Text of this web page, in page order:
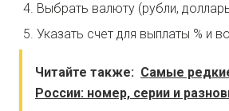
Выбрать валюту (рубли,
Указать счет для выплаты % и
Читайте также: Самые
России: номер, серии и